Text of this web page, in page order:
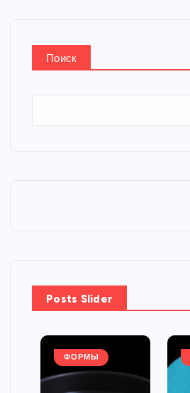
Поиск
Posts Slider
ФОРМЫ